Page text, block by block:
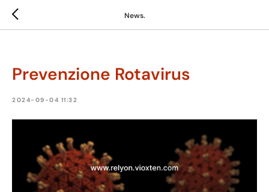
Powered by News.
Prevenzione Rotavirus
2024-09-04 11:32